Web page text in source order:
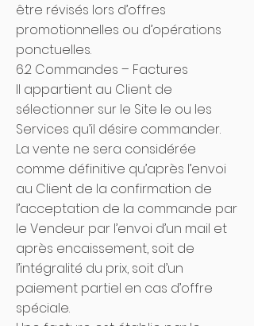
être révisés lors d’offres
promotionnelles ou d’opérations
ponctuelles.
6.2 Commandes – Factures
Il appartient au Client de
sélectionner sur le Site le ou les
Services qu’il désire commander.
La vente ne sera considérée
comme définitive qu’après l’envoi
au Client de la confirmation de
l’acceptation de la commande par
le Vendeur par l’envoi d’un mail et
après encaissement, soit de
l’intégralité du prix, soit d’un
paiement partiel en cas d’offre
spéciale.